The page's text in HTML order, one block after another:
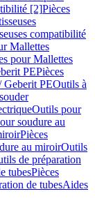
[2]Pièces
compatibilité
Mallettes
pour Mallettes
PEPièces
Geberit PEOutils à
Outils pour
soudure au
Pièces
au miroirOutils
de préparation
tubesPièces
de tubesAides